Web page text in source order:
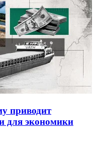
приводит
для экономики